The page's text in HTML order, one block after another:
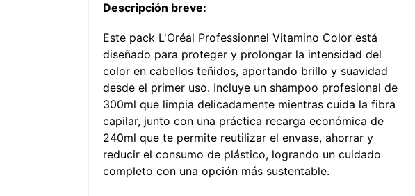
Descripción breve:
Este pack L'Oréal Professionnel Vitamino Color está
diseñado para proteger y prolongar la intensidad del
color en cabellos teñidos, aportando brillo y suavidad
desde el primer uso. Incluye un shampoo profesional de
300ml que limpia delicadamente mientras cuida la fibra
capilar, junto con una práctica recarga económica de
240ml que te permite reutilizar el envase, ahorrar y
reducir el consumo de plástico, logrando un cuidado
completo con una opción más sustentable.